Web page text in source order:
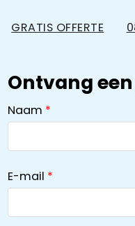
GRATIS OFFERTE
Ontvang
Naam
E-mail